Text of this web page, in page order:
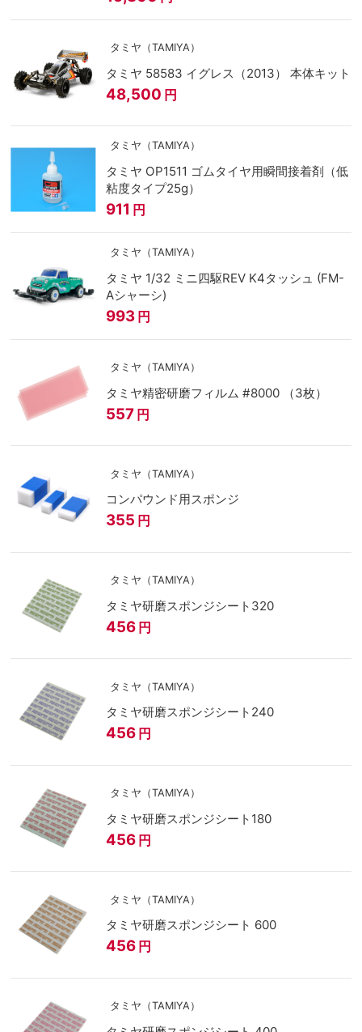
タミヤ（TAMIYA）
タミヤ 58583 イグレス（2013） 本体キット
48,500 円
タミヤ（TAMIYA）
タミヤ OP1511 ゴムタイヤ用瞬間接着剤（低
粘度タイプ25g）
911 円
タミヤ（TAMIYA）
タミヤ 1/32 ミニ四駆REV K4タッシュ (FM-
Aシャーシ)
993 円
タミヤ（TAMIYA）
タミヤ精密研磨フィルム #8000 （3枚）
557 円
タミヤ（TAMIYA）
コンパウンド用スポンジ
355 円
タミヤ（TAMIYA）
タミヤ研磨スポンジシート320
456 円
タミヤ（TAMIYA）
タミヤ研磨スポンジシート240
456 円
タミヤ（TAMIYA）
タミヤ研磨スポンジシート180
456 円
タミヤ（TAMIYA）
タミヤ研磨スポンジシート 600
456 円
タミヤ（TAMIYA）